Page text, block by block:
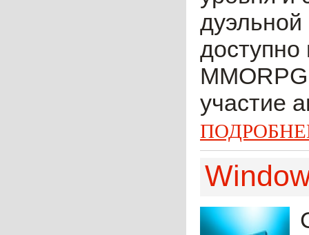
участие